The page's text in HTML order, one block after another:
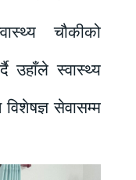
चौकीको
उहाँले स्वास्थ्य
सेवासम्म